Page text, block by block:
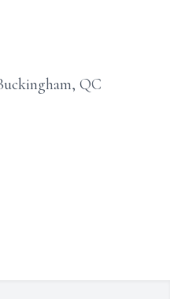
QC